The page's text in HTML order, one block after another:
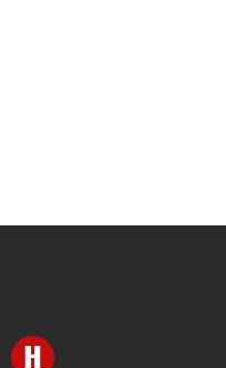
Перейти на главную